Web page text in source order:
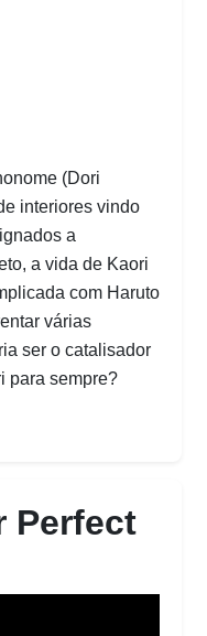
(Dori
interiores vindo
a
a vida de Kaori
com Haruto
várias
ser o catalisador
para sempre?
Perfect